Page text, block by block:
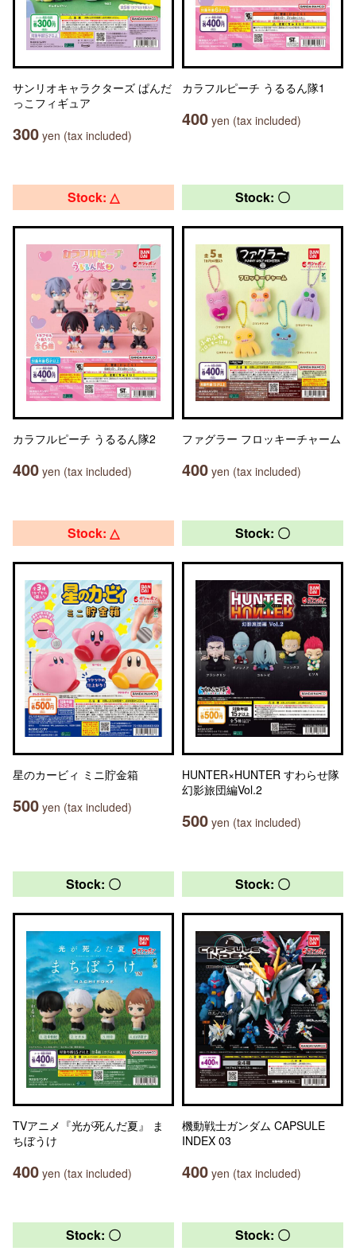
サンリオキャラクターズ ぱんだ
っこフィギュア
300 yen (tax included)
カラフルピーチ うるるん隊1
400 yen (tax included)
Stock: △
カラフルピーチ うるるん隊2
400 yen (tax included)
Stock: 〇
ファグラー フロッキーチャーム
400 yen (tax included)
Stock: △
星のカービィ ミニ貯金箱
500 yen (tax included)
Stock: 〇
HUNTER×HUNTER すわらせ隊
幻影旅団編Vol.2
500 yen (tax included)
Stock: 〇
TVアニメ『光が死んだ夏』 ま
ちぼうけ
400 yen (tax included)
Stock: 〇
機動戦士ガンダム CAPSULE
INDEX 03
400 yen (tax included)
Stock: 〇 Stock: 〇